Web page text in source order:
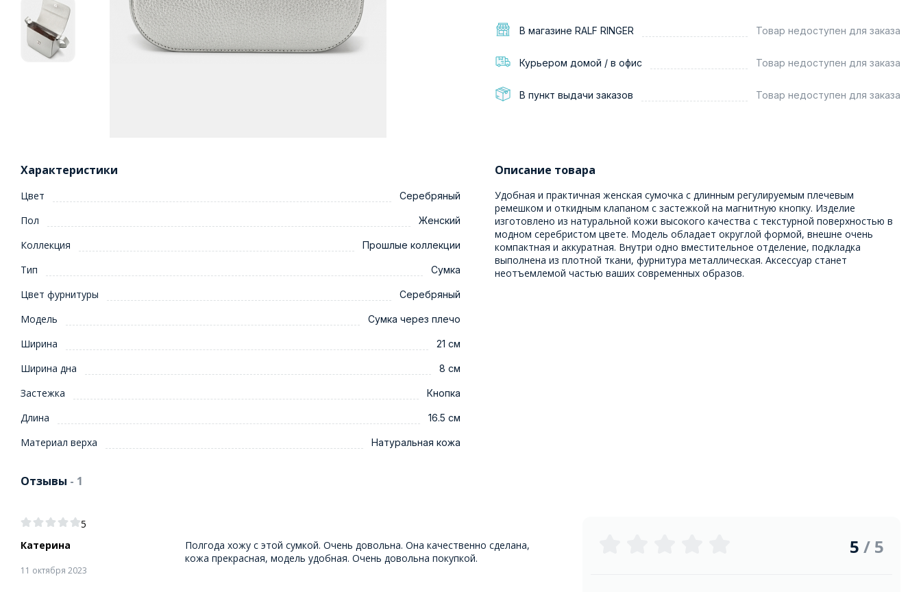
В магазине RALF RINGER Товар недоступен для заказа
Курьером домой / в офис Товар недоступен для заказа
В пункт выдачи заказов Товар недоступен для заказа
Характеристики
Цвет Серебряный
Пол Женский
Коллекция Прошлые коллекции
Тип Сумка
Цвет фурнитуры Серебряный
Модель Сумка через плечо
Ширина 21 см
Ширина дна 8 см
Застежка Кнопка
Длина 16.5 см
Материал верха Натуральная кожа
Описание товара
Удобная и практичная женская сумочка с длинным регулируемым плечевым
ремешком и откидным клапаном с застежкой на магнитную кнопку. Изделие
изготовлено из натуральной кожи высокого качества с текстурной поверхностью в
модном серебристом цвете. Модель обладает округлой формой, внешне очень
компактная и аккуратная. Внутри одно вместительное отделение, подкладка
выполнена из плотной ткани, фурнитура металлическая. Аксессуар станет
неотъемлемой частью ваших современных образов.
Отзывы - 1
5
Катерина
11 октября 2023
Полгода хожу с этой сумкой. Очень довольна. Она качественно сделана,
кожа прекрасная, модель удобная. Очень довольна покупкой.
5 / 5